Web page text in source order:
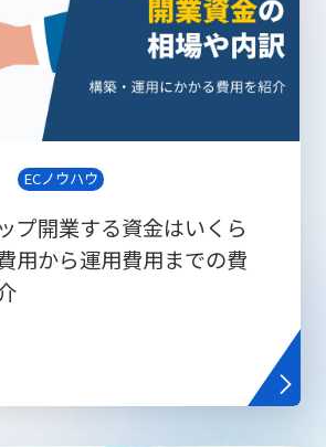
ECノウハウ
プ開業する資金はいくら
用から運用費用までの費